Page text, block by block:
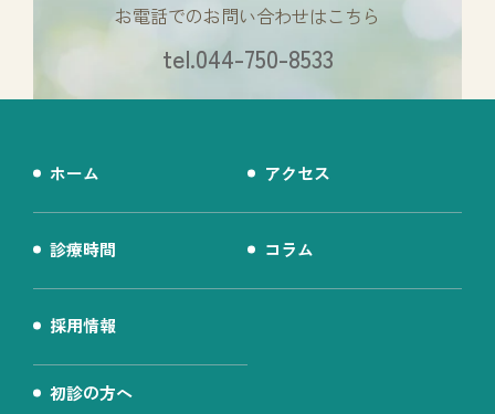
お電話でのお問い合わせはこちら
tel.044-750-8533
ホーム アクセス
診療時間 コラム
採用情報
初診の方へ